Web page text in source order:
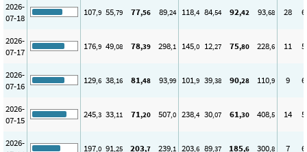
2026-
07-18
107,9 55,79 77,56 89,24 118,4 84,54 92,42 93,68 28 6
2026-
07-17
176,9 49,08 78,39 298,1 145,0 12,27 75,80 228,6 11 5
2026-
07-16
129,6 38,16 81,48 93,99 101,9 39,38 90,28 110,9 9 6
2026-
07-15
245,3 33,11 71,20 507,0 238,4 30,07 61,30 408,5 14 5
2026-
197,0 91,25 203,7 239,1 203,6 89,37 185,6 300,8 7 6